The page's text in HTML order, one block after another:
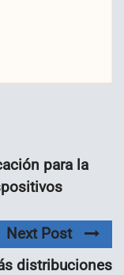
para la
Next Post
distribuciones